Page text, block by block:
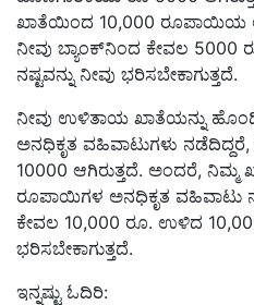
ಖಾತೆಯಿಂದ 10,000 ರೂಪಾಯಿಯ
ನೀವು ಬ್ಯಾಂಕ್‌ನಿಂದ ಕೇವಲ
ನಷ್ಟವನ್ನು ನೀವು ಭರಿಸಬೇಕಾಗುತ್ತದೆ.
ನೀವು ಉಳಿತಾಯ ಖಾತೆಯನ್ನು
ಅನಧಿಕೃತ ವಹಿವಾಟುಗಳು
10000 ಆಗಿರುತ್ತದೆ. ಅಂದರೆ,
ರೂಪಾಯಿಗಳ ಅನಧಿಕೃತ ವಹಿವಾಟು
ಕೇವಲ 10,000 ರೂ. ಉಳಿದ
ಭರಿಸಬೇಕಾಗುತ್ತದೆ.
ಇನ್ನಷ್ಟು ಓದಿರಿ: